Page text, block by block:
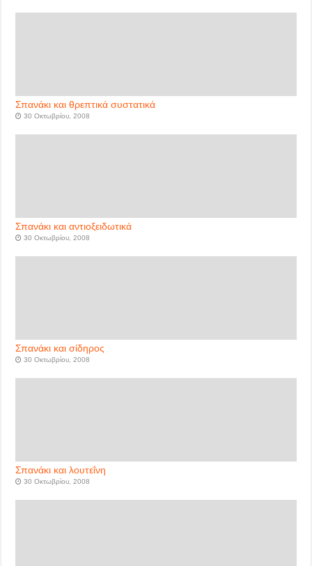
Σπανάκι και θρεπτικά συστατικά
30 Οκτωβρίου, 2008
Σπανάκι και αντιοξειδωτικά
30 Οκτωβρίου, 2008
Σπανάκι και σίδηρος
30 Οκτωβρίου, 2008
Σπανάκι και λουτεΐνη
30 Οκτωβρίου, 2008